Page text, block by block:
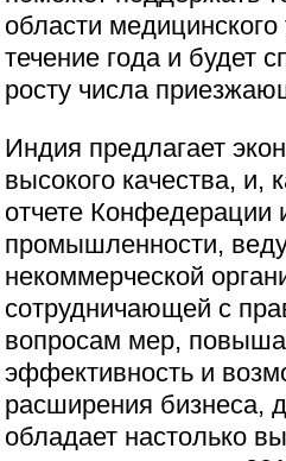
области
течение года и будет
росту числа
Индия предлагает
высокого качества, и,
отчете Конфедерации
промышленности,
некоммерческой
сотрудничающей с
вопросам мер,
эффективность и
расширения бизнеса,
обладает настолько